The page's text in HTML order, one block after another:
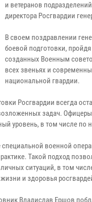
и ветеранов
директора Росгвардии
В своем поздравлении
боевой подготовки,
созданных Военным
всех звеньях и
национальной гвардии.
Росгвардии всегда
задач.
уровень, в том числе
военной
Такой подход
ситуаций, в том
и здоровья
Владислав Ершов